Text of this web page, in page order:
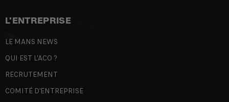
L'ENTREPRISE
LE MANS NEWS
QUI EST L'ACO ?
RECRUTEMENT
COMITÉ D'ENTREPRISE